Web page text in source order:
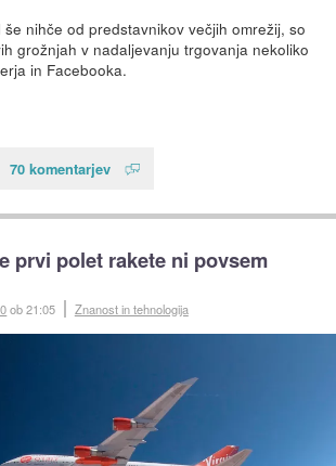
nihče od predstavnikov večjih omrežij, so
grožnjah v nadaljevanju trgovanja nekoliko
in Facebooka.
70 komentarjev
prvi polet rakete ni povsem
ob 21:05 Znanost in tehnologija